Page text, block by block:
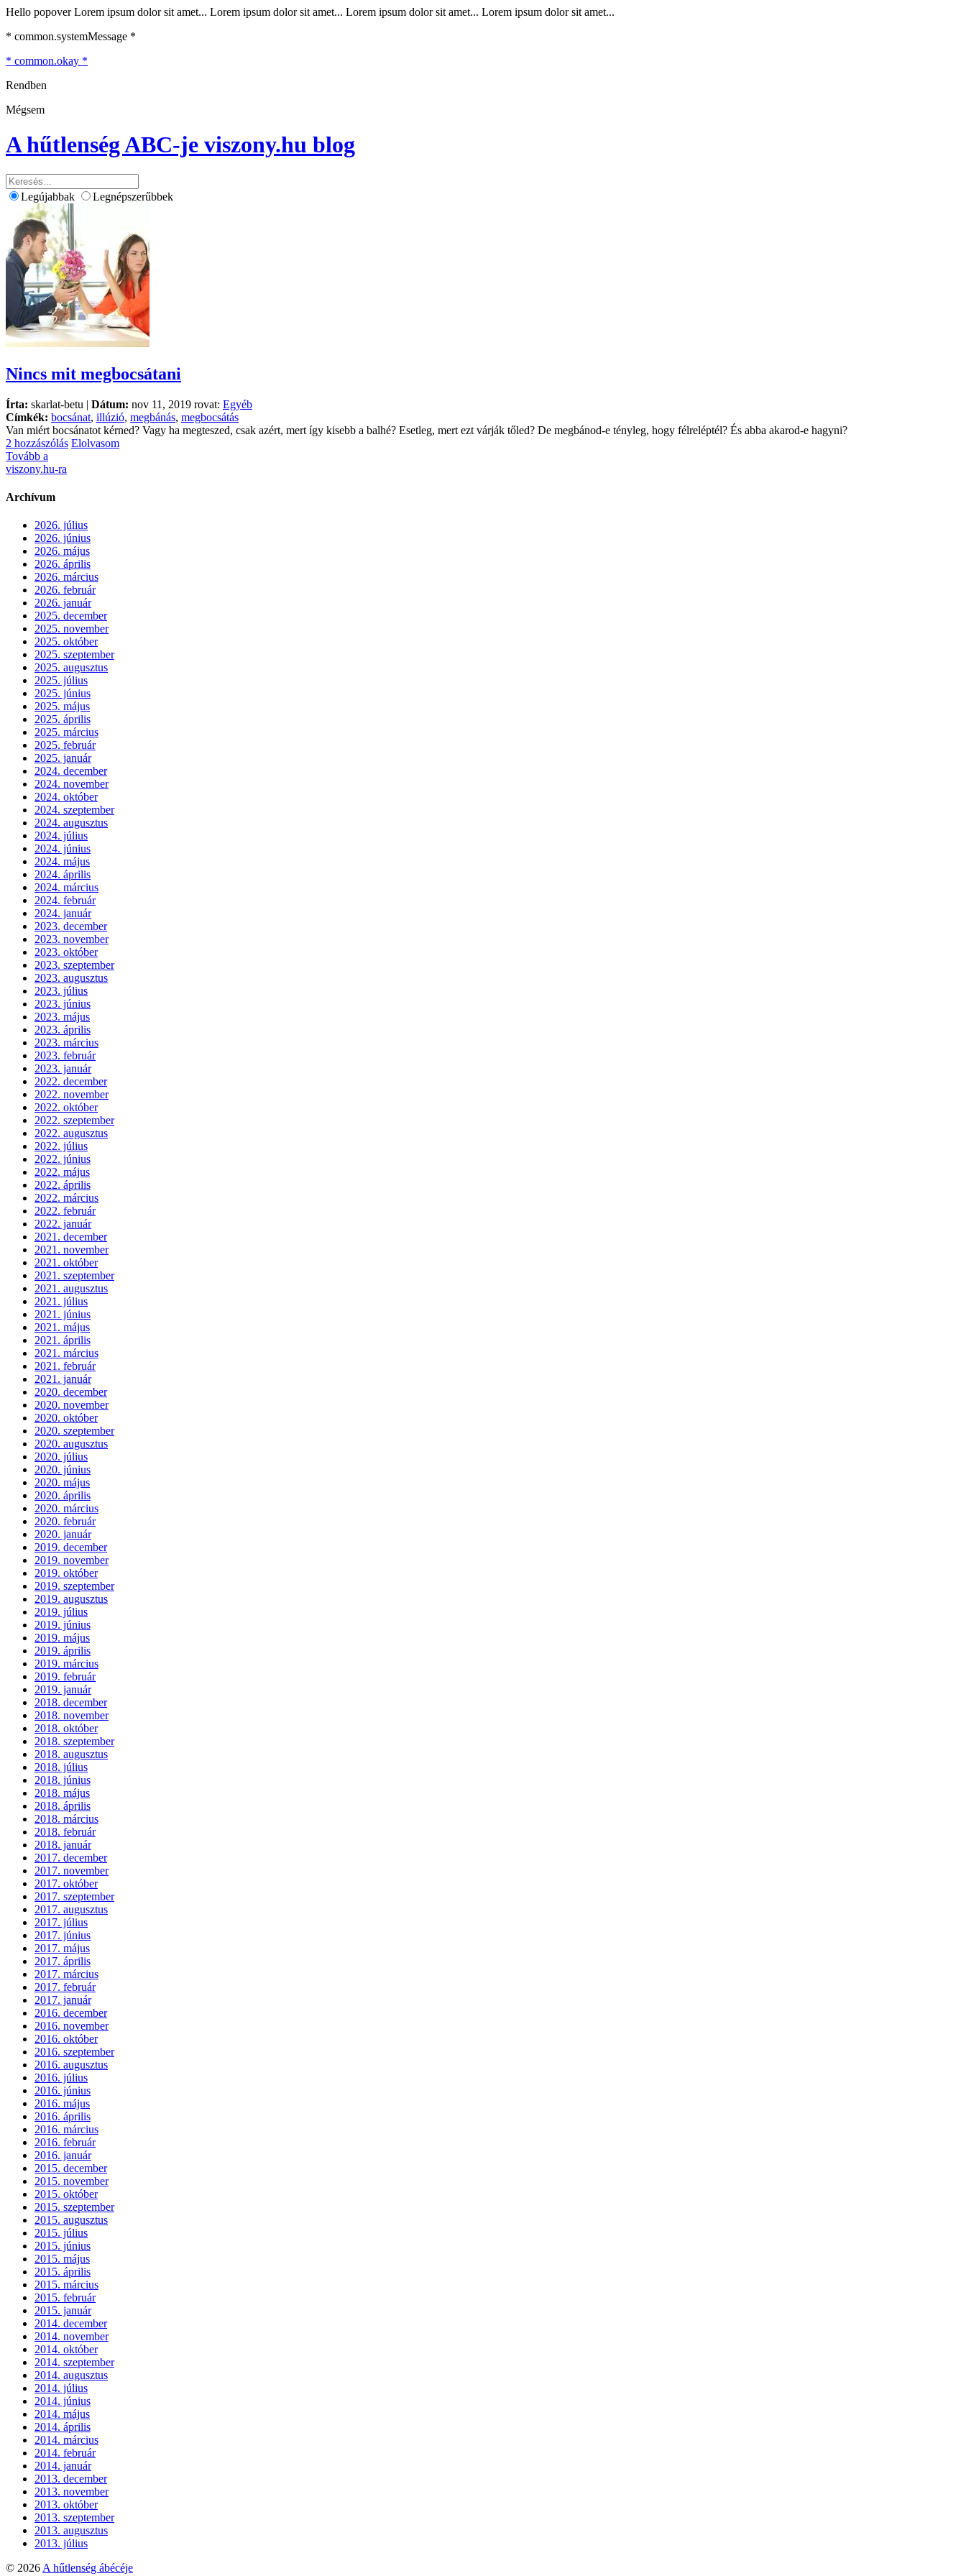
Hello popover Lorem ipsum dolor sit amet... Lorem ipsum dolor sit amet... Lorem ipsum dolor sit amet... Lorem ipsum dolor sit amet...
* common.systemMessage *
* common.okay *
Rendben
Mégsem
A hűtlenség ABC-je viszony.hu blog
Legújabbak Legnépszerűbbek
Nincs mit megbocsátani
Írta: skarlat-betu | Dátum: nov 11, 2019 rovat: Egyéb
Címkék: bocsánat, illúzió, megbánás, megbocsátás
Van miért bocsánatot kérned? Vagy ha megteszed, csak azért, mert így kisebb a balhé? Esetleg, mert ezt várják tőled? De megbánod-e tényleg, hogy félreléptél? És abba akarod-e hagyni?
2 hozzászólás Elolvasom
Tovább a
viszony.hu-ra
Archívum
2026. július
2026. június
2026. május
2026. április
2026. március
2026. február
2026. január
2025. december
2025. november
2025. október
2025. szeptember
2025. augusztus
2025. július
2025. június
2025. május
2025. április
2025. március
2025. február
2025. január
2024. december
2024. november
2024. október
2024. szeptember
2024. augusztus
2024. július
2024. június
2024. május
2024. április
2024. március
2024. február
2024. január
2023. december
2023. november
2023. október
2023. szeptember
2023. augusztus
2023. július
2023. június
2023. május
2023. április
2023. március
2023. február
2023. január
2022. december
2022. november
2022. október
2022. szeptember
2022. augusztus
2022. július
2022. június
2022. május
2022. április
2022. március
2022. február
2022. január
2021. december
2021. november
2021. október
2021. szeptember
2021. augusztus
2021. július
2021. június
2021. május
2021. április
2021. március
2021. február
2021. január
2020. december
2020. november
2020. október
2020. szeptember
2020. augusztus
2020. július
2020. június
2020. május
2020. április
2020. március
2020. február
2020. január
2019. december
2019. november
2019. október
2019. szeptember
2019. augusztus
2019. július
2019. június
2019. május
2019. április
2019. március
2019. február
2019. január
2018. december
2018. november
2018. október
2018. szeptember
2018. augusztus
2018. július
2018. június
2018. május
2018. április
2018. március
2018. február
2018. január
2017. december
2017. november
2017. október
2017. szeptember
2017. augusztus
2017. július
2017. június
2017. május
2017. április
2017. március
2017. február
2017. január
2016. december
2016. november
2016. október
2016. szeptember
2016. augusztus
2016. július
2016. június
2016. május
2016. április
2016. március
2016. február
2016. január
2015. december
2015. november
2015. október
2015. szeptember
2015. augusztus
2015. július
2015. június
2015. május
2015. április
2015. március
2015. február
2015. január
2014. december
2014. november
2014. október
2014. szeptember
2014. augusztus
2014. július
2014. június
2014. május
2014. április
2014. március
2014. február
2014. január
2013. december
2013. november
2013. október
2013. szeptember
2013. augusztus
2013. július
© 2026 A hűtlenség ábécéje